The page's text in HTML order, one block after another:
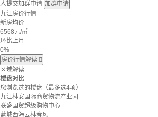
人提交加群申请 加群申请
九江房价行情
新房均价
6568元/㎡
环比上月
0%
房价行情解读 
区域解读
楼盘对比
您浏览过的楼盘 （最多选4项）
九江林安国际商贸物流产业园
联盛国贸超级购物中心
蓝城西海云林春风